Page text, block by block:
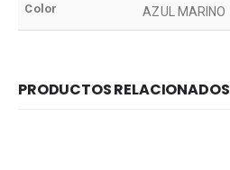
Color AZUL MARINO
PRODUCTOS RELACIONADOS